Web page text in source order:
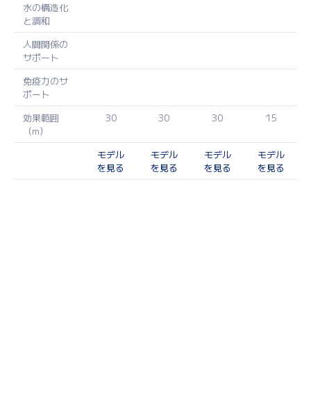
水の構造化
と調和
人間関係の
サポート
免疫力のサ
ポート
効果範囲
（m）
30 30 30 15
モデル
を見る
モデル
を見る
モデル
を見る
モデル
を見る